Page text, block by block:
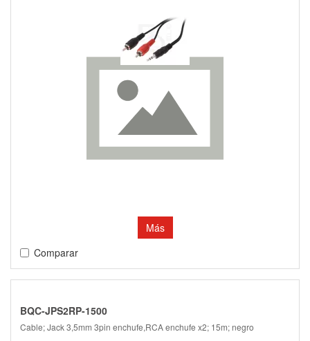
Más
Comparar
BQC-JPS2RP-1500
Cable; Jack 3,5mm 3pin enchufe,RCA enchufe x2; 15m; negro